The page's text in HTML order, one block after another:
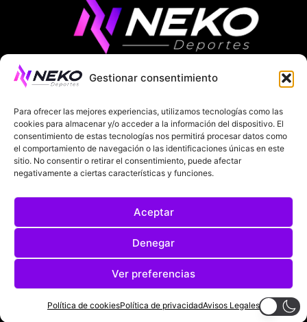
Gestionar consentimiento
Para ofrecer las mejores experiencias, utilizamos tecnologías como las
cookies para almacenar y/o acceder a la información del dispositivo. El
consentimiento de estas tecnologías nos permitirá procesar datos como
el comportamiento de navegación o las identificaciones únicas en este
sitio. No consentir o retirar el consentimiento, puede afectar
negativamente a ciertas características y funciones.
Aceptar
Denegar
Ver preferencias
Política de cookiesPolítica de privacidadAvisos Legales
ÚLTIMAS NOTICIAS COMPETICIONES EUROPEAS
LA LIGA MUNDIAL 2026 FÚTBOL INTERNACIONAL
SOBRE NOSOTROS
POLÍTICA DE PRIVACIDAD
POLÍTICA DE COOKIES